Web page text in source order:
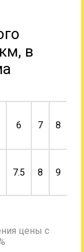
в
6 7 8
7.5 8 9
цены с